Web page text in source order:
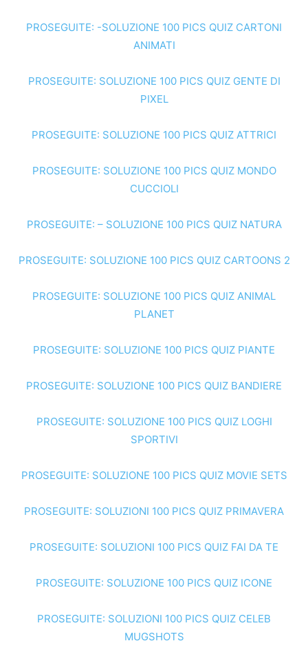
PROSEGUITE: -SOLUZIONE 100 PICS QUIZ CARTONI
ANIMATI
PROSEGUITE: SOLUZIONE 100 PICS QUIZ GENTE DI
PIXEL
PROSEGUITE: SOLUZIONE 100 PICS QUIZ ATTRICI
PROSEGUITE: SOLUZIONE 100 PICS QUIZ MONDO
CUCCIOLI
PROSEGUITE: – SOLUZIONE 100 PICS QUIZ NATURA
PROSEGUITE: SOLUZIONE 100 PICS QUIZ CARTOONS 2
PROSEGUITE: SOLUZIONE 100 PICS QUIZ ANIMAL
PLANET
PROSEGUITE: SOLUZIONE 100 PICS QUIZ PIANTE
PROSEGUITE: SOLUZIONE 100 PICS QUIZ BANDIERE
PROSEGUITE: SOLUZIONE 100 PICS QUIZ LOGHI
SPORTIVI
PROSEGUITE: SOLUZIONE 100 PICS QUIZ MOVIE SETS
PROSEGUITE: SOLUZIONI 100 PICS QUIZ PRIMAVERA
PROSEGUITE: SOLUZIONI 100 PICS QUIZ FAI DA TE
PROSEGUITE: SOLUZIONE 100 PICS QUIZ ICONE
PROSEGUITE: SOLUZIONI 100 PICS QUIZ CELEB
MUGSHOTS